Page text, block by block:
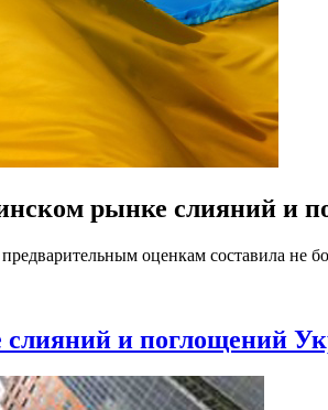
рынке слияний и
оценкам составила не
и поглощений